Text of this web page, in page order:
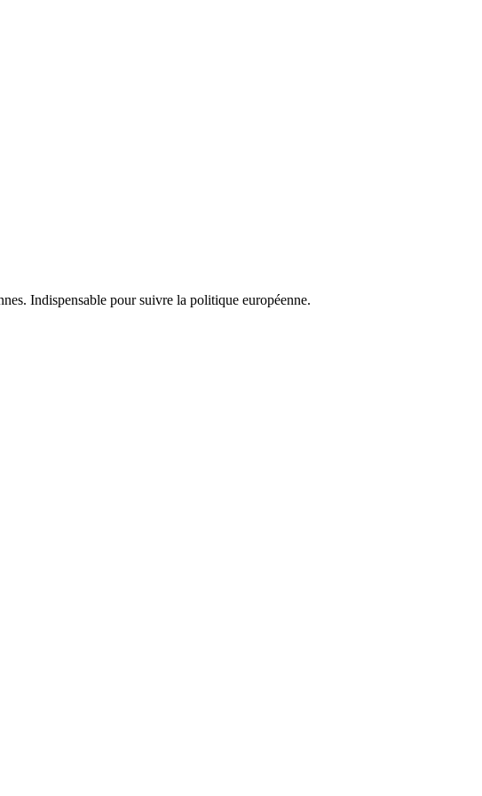
Indispensable pour suivre la politique européenne.